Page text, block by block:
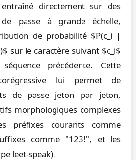
directement sur des
passe à grande échelle,
de probabilité $P(c_i |
sur le caractère suivant $c_i$
précédente. Cette
lui permet de
de passe jeton par jeton,
morphologiques complexes
préfixes courants comme
comme "123!", et les
leet-speak).